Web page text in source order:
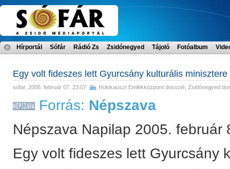
Hírportál Sófár Rádió Zs Zsidónegyed Tájoló Fotóalbum
Egy volt fideszes lett Gyurcsány kulturális minisztere
sofar, 2005. február 07. 23:07 Holokauszt Emlékközpont dosszié Zsidónegyed
Forrás: Népszava
Népszava Napilap 2005. február
Egy volt fideszes lett Gyurcsány